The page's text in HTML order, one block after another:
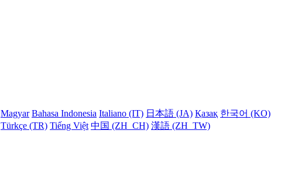
Magyar Bahasa Indonesia Italiano (IT) 日本語 (JA) Қазақ 한국어 (KO)
Türkçe (TR) Tiếng Việt 中国 (ZH_CH) 漢語 (ZH_TW)